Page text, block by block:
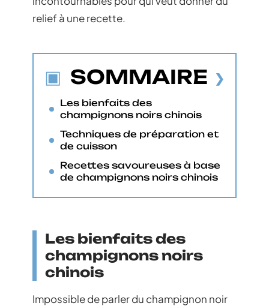
relief à une recette.
SOMMAIRE
Les bienfaits des
champignons noirs chinois
Techniques de préparation et
de cuisson
Recettes savoureuses à base
de champignons noirs chinois
Les bienfaits des
champignons noirs
chinois
Impossible de parler du champignon noir